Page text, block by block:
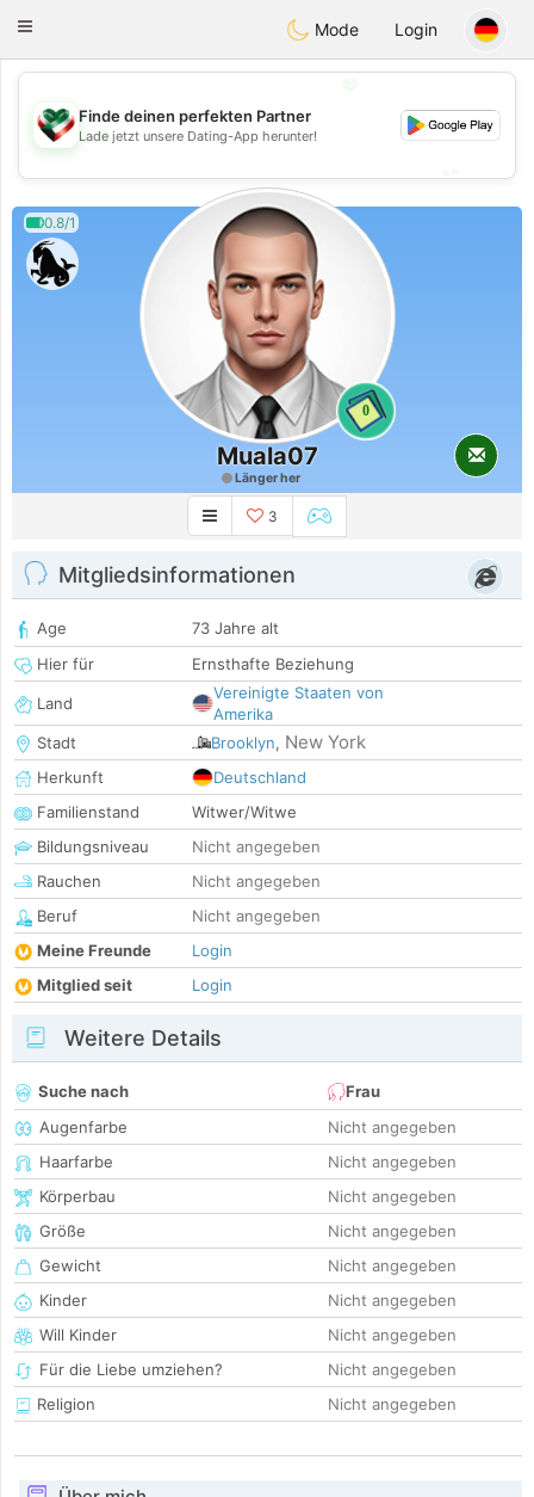
KuwaitChat
Toggle
Mode Login
💖
💕
Finde deinen perfekten Partner
Lade jetzt unsere Dating-App herunter!
0.8/1
0
Muala07
Länger her
3
Mitgliedsinformationen
Age
73 Jahre alt
Hier für
Ernsthafte Beziehung
Land
Vereinigte Staaten von
Amerika
Stadt
Brooklyn, New York
Herkunft
Deutschland
Familienstand
Witwer/Witwe
Bildungsniveau
Nicht angegeben
Rauchen
Nicht angegeben
Beruf
Nicht angegeben
Meine Freunde
Login
Mitglied seit
Login
Weitere Details
Suche nach
Frau
Augenfarbe
Nicht angegeben
Haarfarbe
Nicht angegeben
Körperbau
Nicht angegeben
Größe
Nicht angegeben
Gewicht
Nicht angegeben
Kinder
Nicht angegeben
Will Kinder
Nicht angegeben
Für die Liebe umziehen?
Nicht angegeben
Religion
Nicht angegeben